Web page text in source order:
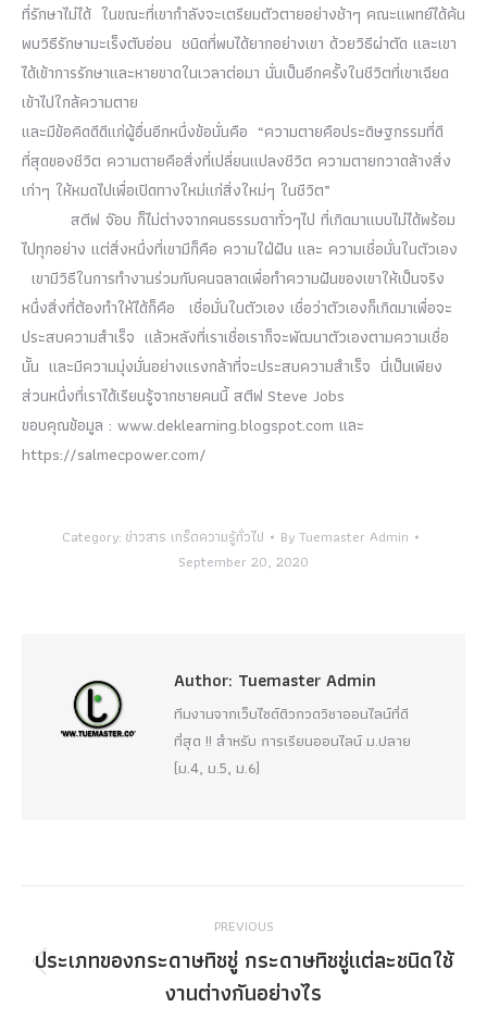
ที่รักษาไม่ได้ ในขณะที่เขากำลังจะเตรียมตัวตายอย่างช้าๆ คณะแพทย์ได้ค้น
พบวิธีรักษามะเร็งตับอ่อน ชนิดที่พบได้ยากอย่างเขา ด้วยวิธีผ่าตัด และเขา
ได้เข้าการรักษาและหายขาดในเวลาต่อมา นั่นเป็นอีกครั้งในชีวิตที่เขาเฉียด
เข้าไปใกล้ความตาย
และมีข้อคิดดีดีแก่ผู้อื่นอีกหนึ่งข้อนั่นคือ “ความตายคือประดิษฐกรรมที่ดี
ที่สุดของชีวิต ความตายคือสิ่งที่เปลี่ยนแปลงชีวิต ความตายกวาดล้างสิ่ง
เก่าๆ ให้หมดไปเพื่อเปิดทางใหม่แก่สิ่งใหม่ๆ ในชีวิต”
สตีฟ จ๊อบ ก็ไม่ต่างจากคนธรรมดาทั่วๆไป ที่เกิดมาแบบไม่ได้พร้อม
ไปทุกอย่าง แต่สิ่งหนึ่งที่เขามีก็คือ ความใฝ่ฝัน และ ความเชื่อมั่นในตัวเอง
เขามีวิธีในการทำงานร่วมกับคนฉลาดเพื่อทำความฝันของเขาให้เป็นจริง
หนึ่งสิ่งที่ต้องทำให้ได้ก็คือ เชื่อมั่นในตัวเอง เชื่อว่าตัวเองก็เกิดมาเพื่อจะ
ประสบความสำเร็จ แล้วหลังที่เราเชื่อเราก็จะพัฒนาตัวเองตามความเชื่อ
นั้น และมีความมุ่งมั่นอย่างแรงกล้าที่จะประสบความสำเร็จ นี่เป็นเพียง
ส่วนหนึ่งที่เราได้เรียนรู้จากชายคนนี้ สตีฟ Steve Jobs
ขอบคุณข้อมูล : www.deklearning.blogspot.com และ
https://salmecpower.com/
Category: ข่าวสาร เกร็ดความรู้ทั่วไป ByTuemaster Admin
September 20, 2020
Author: Tuemaster Admin
ทีมงานจากเว็บไซต์ติวกวดวิชาออนไลน์ที่ดี
ที่สุด !! สำหรับ การเรียนออนไลน์ ม.ปลาย
(ม.4, ม.5, ม.6)
navigation
PREVIOUS
Previous
post:
ประเภทของกระดาษทิชชู่ กระดาษทิชชู่แต่ละชนิดใช้
งานต่างกันอย่างไร